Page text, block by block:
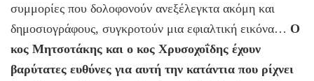
συμμορίες που δολοφονούν ανεξέλεγκτα ακόμη και
δημοσιογράφους, συγκροτούν μια εφιαλτική εικόνα… Ο
κος Μητσοτάκης και ο κος Χρυσοχοΐδης έχουν
βαρύτατες ευθύνες για αυτή την κατάντια που ρίχνει